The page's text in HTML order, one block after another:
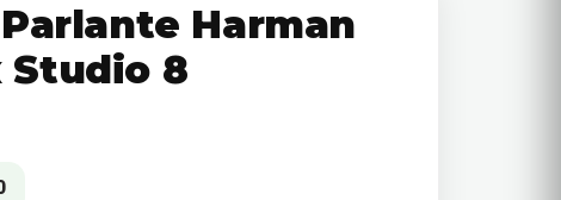
Harman
Studio 8